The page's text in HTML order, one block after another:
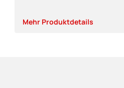
Mehr Produktdetails